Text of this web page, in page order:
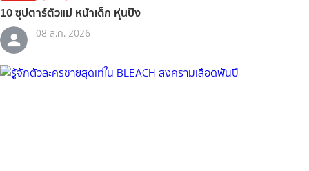
10 ซุปตาร์ตัวแม่ หน้าเด็ก หุ่นปัง
08 ส.ค. 2026